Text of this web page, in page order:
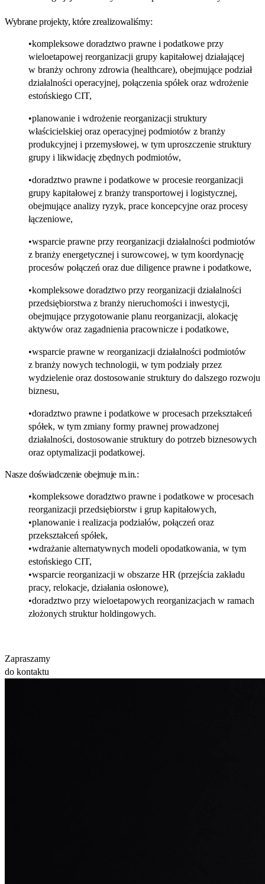
Wybrane projekty, które zrealizowaliśmy:
kompleksowe doradztwo prawne i podatkowe przy
wieloetapowej reorganizacji grupy kapitałowej działającej
w branży ochrony zdrowia (healthcare), obejmujące podział
działalności operacyjnej, połączenia spółek oraz wdrożenie
estońskiego CIT,
planowanie i wdrożenie reorganizacji struktury
właścicielskiej oraz operacyjnej podmiotów z branży
produkcyjnej i przemysłowej, w tym uproszczenie struktury
grupy i likwidację zbędnych podmiotów,
doradztwo prawne i podatkowe w procesie reorganizacji
grupy kapitałowej z branży transportowej i logistycznej,
obejmujące analizy ryzyk, prace koncepcyjne oraz procesy
łączeniowe,
wsparcie prawne przy reorganizacji działalności podmiotów
z branży energetycznej i surowcowej, w tym koordynację
procesów połączeń oraz due diligence prawne i podatkowe,
kompleksowe doradztwo przy reorganizacji działalności
przedsiębiorstwa z branży nieruchomości i inwestycji,
obejmujące przygotowanie planu reorganizacji, alokację
aktywów oraz zagadnienia pracownicze i podatkowe,
wsparcie prawne w reorganizacji działalności podmiotów
z branży nowych technologii, w tym podziały przez
wydzielenie oraz dostosowanie struktury do dalszego rozwoju
biznesu,
doradztwo prawne i podatkowe w procesach przekształceń
spółek, w tym zmiany formy prawnej prowadzonej
działalności, dostosowanie struktury do potrzeb biznesowych
oraz optymalizacji podatkowej.
Nasze doświadczenie obejmuje m.in.:
kompleksowe doradztwo prawne i podatkowe w procesach
reorganizacji przedsiębiorstw i grup kapitałowych,
planowanie i realizacja podziałów, połączeń oraz
przekształceń spółek,
wdrażanie alternatywnych modeli opodatkowania, w tym
estońskiego CIT,
wsparcie reorganizacji w obszarze HR (przejścia zakładu
pracy, relokacje, działania osłonowe),
doradztwo przy wieloetapowych reorganizacjach w ramach
złożonych struktur holdingowych.
Zapraszamy
do kontaktu